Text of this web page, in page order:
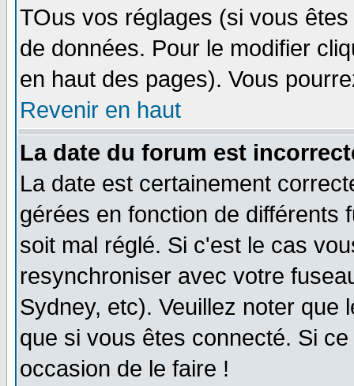
TOus vos réglages (si vous
de données. Pour le modifier
en haut des pages). Vous
Revenir en haut
La date du forum est
La date est certainement
gérées en fonction de différents
soit mal réglé. Si c'est le cas
resynchroniser avec votre
Sydney, etc). Veuillez noter que
que si vous êtes connecté. Si
occasion de le faire !